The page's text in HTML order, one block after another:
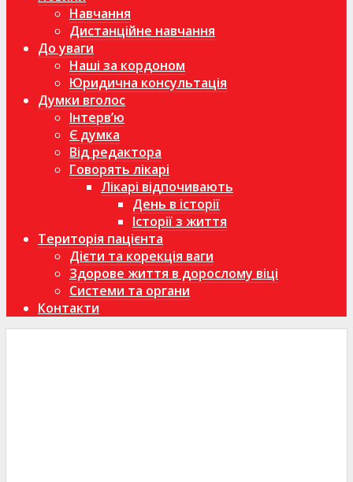
Навчання
Дистанційне навчання
До уваги
Наші за кордоном
Юридична консультація
Думки вголос
Інтерв’ю
Є думка
Від редактора
Говорять лікарі
Лікарі відпочивають
День в історії
Історії з життя
Територія пацієнта
Дієти та корекція ваги
Здорове життя в дорослому віці
Системи та органи
Контакти